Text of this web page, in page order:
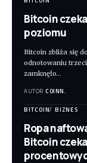
Bitcoin
poziomu
Bitcoin zbliża się
odnotowaniu
zamknęło…
AUTOR COINN.
BITCOIN BIZNES
Ropa
Bitcoin